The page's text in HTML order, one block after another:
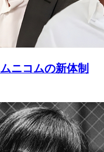
ニコムの新体制